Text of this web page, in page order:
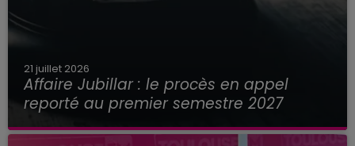
21 juillet 2026
Affaire Jubillar : le procès en appel
reporté au premier semestre 2027